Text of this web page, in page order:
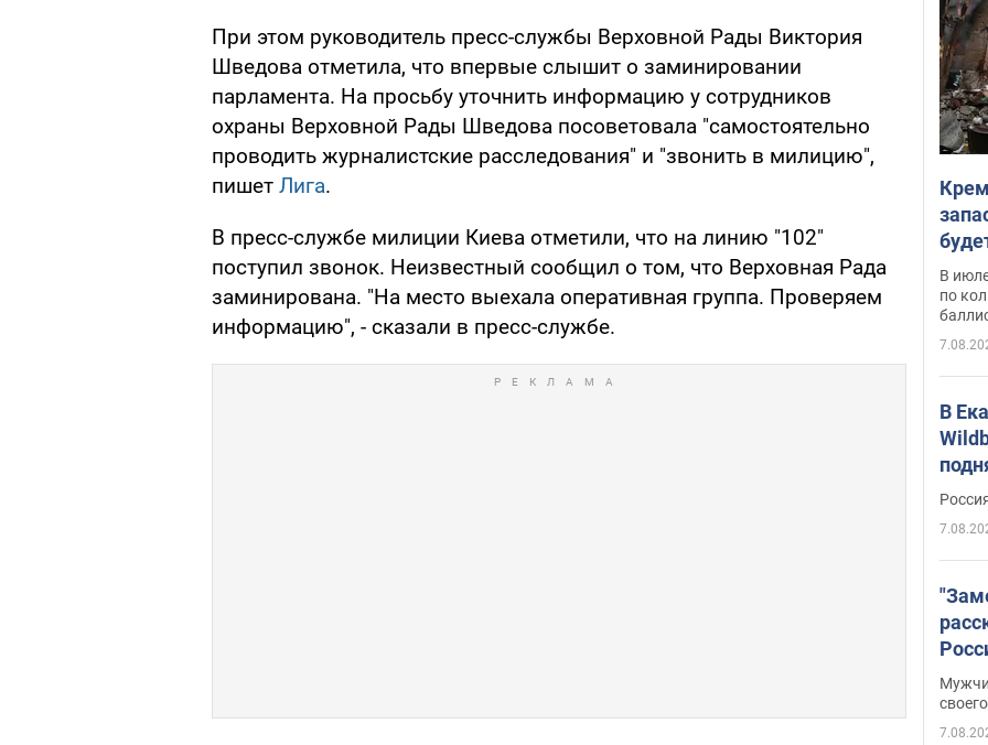
При этом руководитель пресс-службы Верховной Рады Виктория
Шведова отметила, что впервые слышит о заминировании
парламента. На просьбу уточнить информацию у сотрудников
охраны Верховной Рады Шведова посоветовала "самостоятельно
проводить журналистские расследования" и "звонить в милицию",
пишет Лига.
В пресс-службе милиции Киева отметили, что на линию "102"
поступил звонок. Неизвестный сообщил о том, что Верховная Рада
заминирована. "На место выехала оперативная группа. Проверяем
информацию", - сказали в пресс-службе.
В
по
В
Фото